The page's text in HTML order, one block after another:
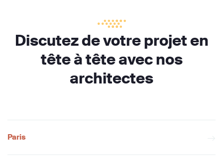
Discutez de votre projet en
tête à tête avec nos
architectes
Paris